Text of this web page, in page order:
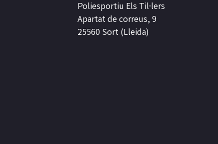
Poliesportiu Els Til·lers
Apartat de correus, 9
25560 Sort (Lleida)